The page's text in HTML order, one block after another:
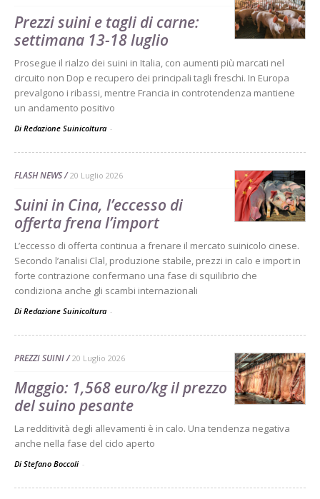
Prezzi suini e tagli di carne:
settimana 13-18 luglio
Prosegue il rialzo dei suini in Italia, con aumenti più marcati nel
circuito non Dop e recupero dei principali tagli freschi. In Europa
prevalgono i ribassi, mentre Francia in controtendenza mantiene
un andamento positivo
Di Redazione Suinicoltura -
FLASH NEWS 20 Luglio 2026
Suini in Cina, l’eccesso di
offerta frena l’import
L’eccesso di offerta continua a frenare il mercato suinicolo cinese.
Secondo l’analisi Clal, produzione stabile, prezzi in calo e import in
forte contrazione confermano una fase di squilibrio che
condiziona anche gli scambi internazionali
Di Redazione Suinicoltura -
PREZZI SUINI 20 Luglio 2026
Maggio: 1,568 euro/kg il prezzo
del suino pesante
La redditività degli allevamenti è in calo. Una tendenza negativa
anche nella fase del ciclo aperto
Di Stefano Boccoli -